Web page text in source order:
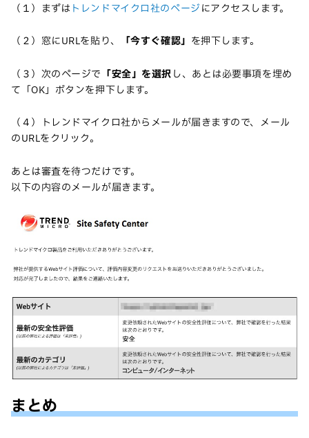
（１）まずはトレンドマイクロ社のページにアクセスします。
（２）窓にURLを貼り、 「今すぐ確認」 を押下します。
（３）次のページで 「安全」を選択し、あとは必要事項を埋め
て「OK」ボタンを押下します。
（４）トレンドマイクロ社からメールが届きますので、メール
のURLをクリック。
あとは審査を待つだけです。
以下の内容のメールが届きます。
まとめ